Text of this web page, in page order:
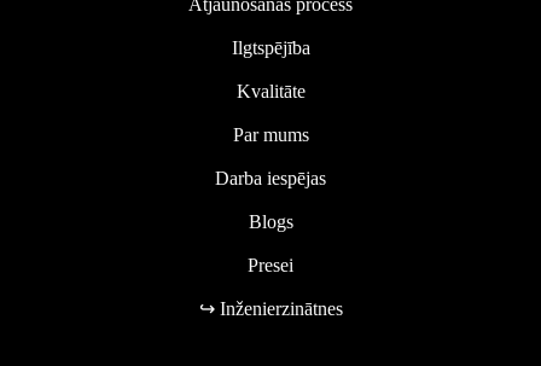
Atjaunošanas process
Ilgtspējība
Kvalitāte
Par mums
Darba iespējas
Blogs
Presei
↪ Inženierzinātnes